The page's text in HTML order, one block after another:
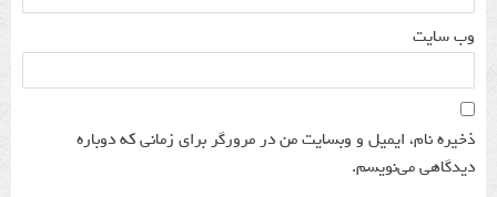
وب‌ سایت
ذخیره نام، ایمیل و وبسایت من در مرورگر برای زمانی که دوباره
دیدگاهی می‌نویسم.